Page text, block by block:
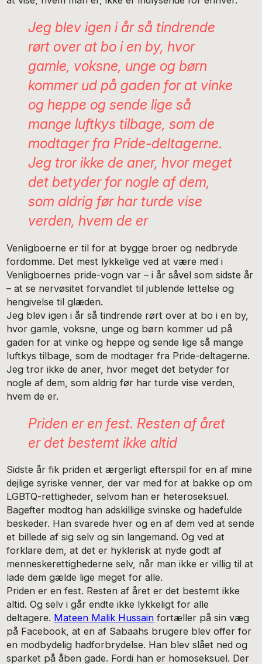
Jeg blev igen i år så tindrende
rørt over at bo i en by, hvor
gamle, voksne, unge og børn
kommer ud på gaden for at vinke
og heppe og sende lige så
mange luftkys tilbage, som de
modtager fra Pride-deltagerne.
Jeg tror ikke de aner, hvor meget
det betyder for nogle af dem,
som aldrig før har turde vise
verden, hvem de er
Venligboerne er til for at bygge broer og nedbryde
fordomme. Det mest lykkelige ved at være med i
Venligboernes pride-vogn var – i år såvel som sidste år
– at se nervøsitet forvandlet til jublende lettelse og
hengivelse til glæden.
Jeg blev igen i år så tindrende rørt over at bo i en by,
hvor gamle, voksne, unge og børn kommer ud på
gaden for at vinke og heppe og sende lige så mange
luftkys tilbage, som de modtager fra Pride-deltagerne.
Jeg tror ikke de aner, hvor meget det betyder for
nogle af dem, som aldrig før har turde vise verden,
hvem de er.
Priden er en fest. Resten af året
er det bestemt ikke altid
Sidste år fik priden et ærgerligt efterspil for en af mine
dejlige syriske venner, der var med for at bakke op om
LGBTQ-rettigheder, selvom han er heteroseksuel.
Bagefter modtog han adskillige svinske og hadefulde
beskeder. Han svarede hver og en af dem ved at sende
et billede af sig selv og sin langemand. Og ved at
forklare dem, at det er hyklerisk at nyde godt af
menneskerettighederne selv, når man ikke er villig til at
lade dem gælde lige meget for alle.
Priden er en fest. Resten af året er det bestemt ikke
altid. Og selv i går endte ikke lykkeligt for alle
deltagere. Mateen Malik Hussain fortæller på sin væg
på Facebook, at en af Sabaahs brugere blev offer for
en modbydelig hadforbrydelse. Han blev slået ned og
sparket på åben gade. Fordi han er homoseksuel. Der